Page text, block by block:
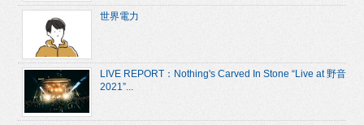
世界電力
LIVE REPORT：Nothing's Carved In Stone “Live at 野音
2021”...